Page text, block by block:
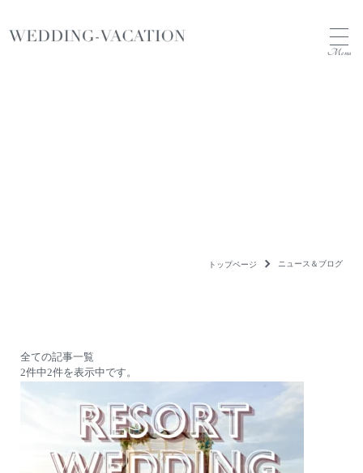
Menu
トップページ ニュース＆ブログ
全ての記事一覧
2件中2件を表示中です。